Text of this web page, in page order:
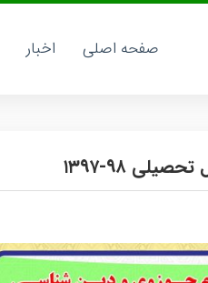
صفحه اصلی اخبار
۹۸-۱۳۹۷